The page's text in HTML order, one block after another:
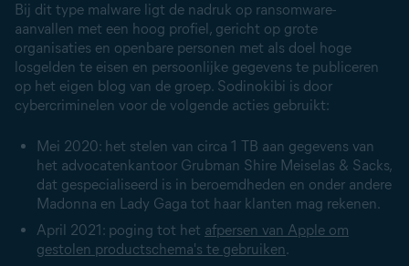
Bij dit type malware ligt de nadruk op ransomware-
aanvallen met een hoog profiel, gericht op grote
organisaties en openbare personen met als doel hoge
losgelden te eisen en persoonlijke gegevens te publiceren
op het eigen blog van de groep. Sodinokibi is door
cybercriminelen voor de volgende acties gebruikt:
Mei 2020: het stelen van circa 1 TB aan gegevens van
het advocatenkantoor Grubman Shire Meiselas & Sacks,
dat gespecialiseerd is in beroemdheden en onder andere
Madonna en Lady Gaga tot haar klanten mag rekenen.
April 2021: poging tot het afpersen van Apple om
gestolen productschema's te gebruiken.